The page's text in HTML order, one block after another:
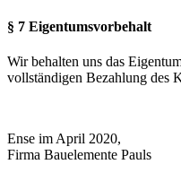
§ 7 Eigentumsvorbehalt
Wir behalten uns das
vollständigen Bezahlung des
Ense im April 2020,
Firma Bauelemente Pauls